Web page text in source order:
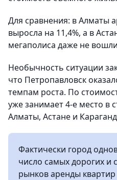
Для сравнения: в Алматы
выросла на 11,4%, а в
мегаполиса даже не
Необычность ситуации
что Петропавловск
темпам роста. По
уже занимает 4-е место в
Алматы, Астане и
Фактически город
число самых дорогих и
рынков аренды квартир